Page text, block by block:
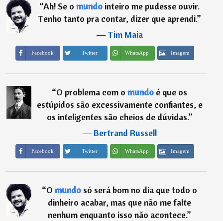
“Ah! Se omundo inteiro me pudesse ouvir.
Tenho tanto pra contar, dizer que aprendi.”
―Tim Maia
Facebook Twitter WhatsApp Imagem
“O problema com omundo é que os
estúpidos são excessivamente confiantes, e
os inteligentes são cheios de dúvidas.”
―Bertrand Russell
Facebook Twitter WhatsApp Imagem
“Omundo só será bom no dia que todo o
dinheiro acabar, mas que não me falte
nenhum enquanto isso não acontece.”